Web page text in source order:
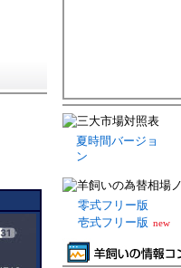
夏時間バージョ
ン
零式フリー版
壱式フリー版 new